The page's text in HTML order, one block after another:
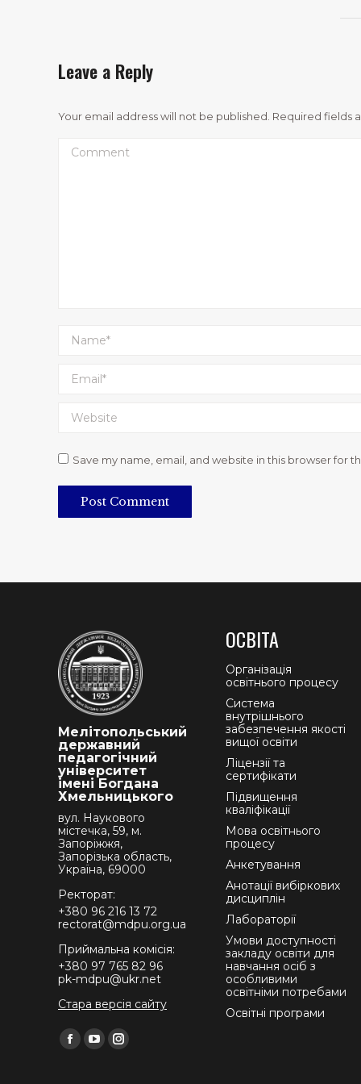
Leave a Reply
Your email address will not be published. Required fields
Comment
Name *
Email *
Website
Save my name, email, and website in this browser for
Post Comment
Мелітопольський
державний
педагогічний
університет
імені Богдана
Хмельницького
вул. Наукового
містечка, 59, м.
Запоріжжя,
Запорізька область,
Україна, 69000
Ректорат:
+380 96 216 13 72
rectorat@mdpu.org.ua
Приймальна комісія:
+380 97 765 82 96
pk-mdpu@ukr.net
Стара версія сайту
Find us on:
Facebook
YouTubeInstagram
ОСВІТА
Організація
освітнього процесу
Система
внутрішнього
забезпечення якості
вищої освіти
Ліцензії та
сертифікати
Підвищення
кваліфікації
Мова освітнього
процесу
Анкетування
Анотації вибіркових
дисциплін
Лабораторії
Умови доступності
закладу освіти для
навчання осіб з
особливими
освітніми потребами
Освітні програми